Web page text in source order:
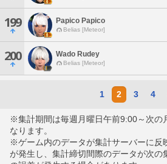
199 Papico Papico
Belias [Meteor]
200 Wado Rudey
Belias [Meteor]
1 2 3 4
※集計期間は毎週月曜日午前9:00～次の
なります。
※ゲーム内のデータが集計サーバーに反
が発生し、集計締切間際のデータが次の